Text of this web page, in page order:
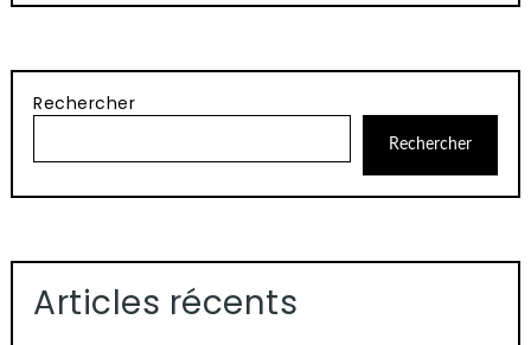
Rechercher
Rechercher
Articles récents